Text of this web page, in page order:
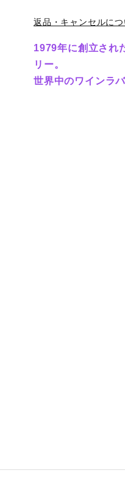
返品・キャンセルに
1979年に創立され
リー。
世界中のワインラ